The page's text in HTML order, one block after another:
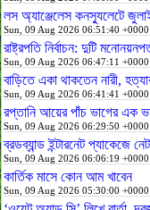
লস অ্যাঞ্জেলেস কনস্যুলেটে
Sun, 09 Aug 2026 06:51:40 +0000
রাষ্ট্রপতি নির্বাচন: দুটি
Sun, 09 Aug 2026 06:47:11 +0000
বাড়িতে একা থাকতেন নারী,
Sun, 09 Aug 2026 06:41:41 +0000
রপ্তানি আয়ের পাঁচ ভাগের এক
Sun, 09 Aug 2026 06:29:50 +0000
ব্রডব্যান্ড ইন্টারনেট প্যাকেজে
Sun, 09 Aug 2026 06:06:19 +0000
কার্তিক মাসে কোন আম খাবেন
Sun, 09 Aug 2026 05:30:00 +0000